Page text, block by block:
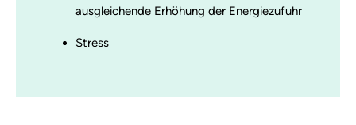
ausgleichende Erhöhung der Energiezufuhr
Stress